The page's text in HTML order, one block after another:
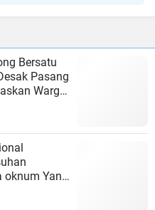
Bersatu
Pasang
Warga
oknum Yang